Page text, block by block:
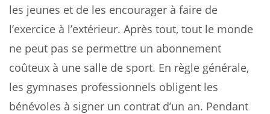
les jeunes et de les encourager à faire de
l’exercice à l’extérieur. Après tout, tout le monde
ne peut pas se permettre un abonnement
coûteux à une salle de sport. En règle générale,
les gymnases professionnels obligent les
bénévoles à signer un contrat d’un an. Pendant